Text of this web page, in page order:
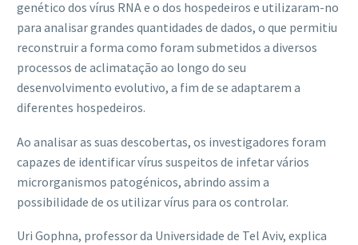
genético dos vírus RNA e o dos hospedeiros e utilizaram-no
para analisar grandes quantidades de dados, o que permitiu
reconstruir a forma como foram submetidos a diversos
processos de aclimatação ao longo do seu
desenvolvimento evolutivo, a fim de se adaptarem a
diferentes hospedeiros.
Ao analisar as suas descobertas, os investigadores foram
capazes de identificar vírus suspeitos de infetar vários
microrganismos patogénicos, abrindo assim a
possibilidade de os utilizar vírus para os controlar.
Uri Gophna, professor da Universidade de Tel Aviv, explica